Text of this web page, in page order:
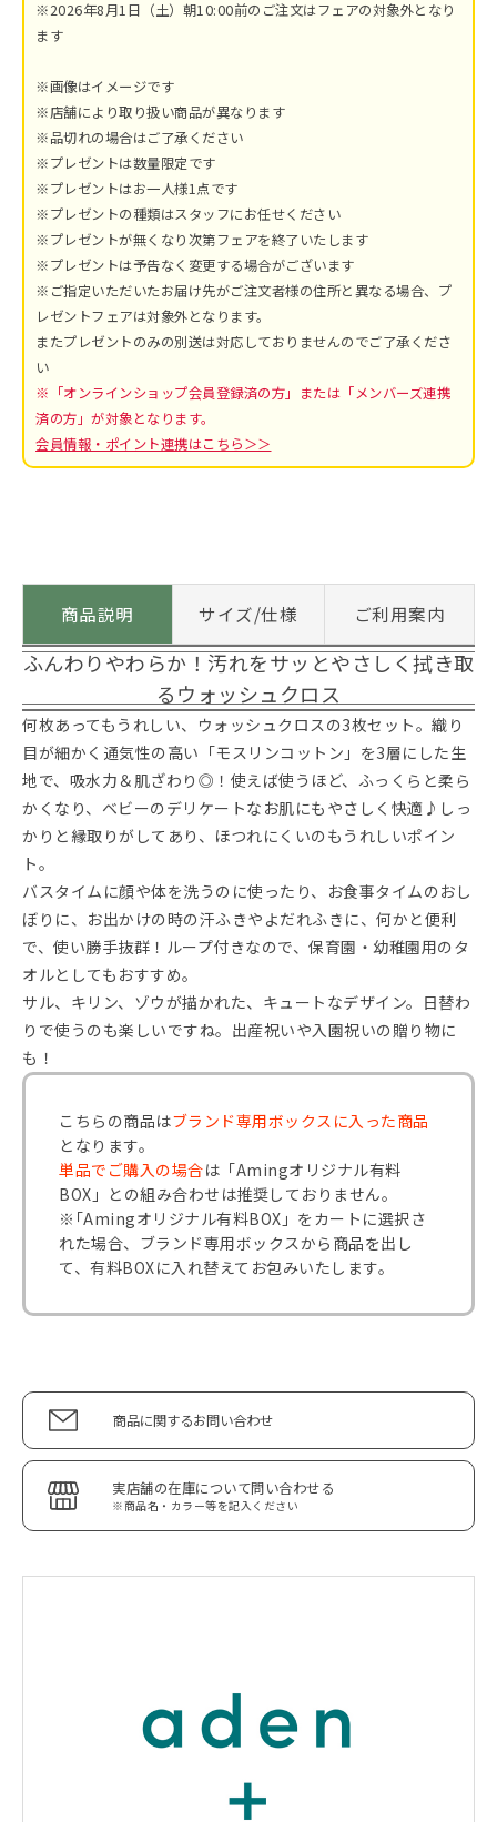
※2026年8月1日（土）朝10:00前のご注文はフェアの対象外となり
ます
※画像はイメージです
※店舗により取り扱い商品が異なります
※品切れの場合はご了承ください
※プレゼントは数量限定です
※プレゼントはお一人様1点です
※プレゼントの種類はスタッフにお任せください
※プレゼントが無くなり次第フェアを終了いたします
※プレゼントは予告なく変更する場合がございます
※ご指定いただいたお届け先がご注文者様の住所と異なる場合、プ
レゼントフェアは対象外となります。
またプレゼントのみの別送は対応しておりませんのでご了承くださ
い
※「オンラインショップ会員登録済の方」または「メンバーズ連携
済の方」が対象となります。
会員情報・ポイント連携はこちら＞＞
商品説明 サイズ/仕様 ご利用案内
ふんわりやわらか！汚れをサッとやさしく拭き取
るウォッシュクロス
何枚あってもうれしい、ウォッシュクロスの3枚セット。織り
目が細かく通気性の高い「モスリンコットン」を3層にした生
地で、吸水力＆肌ざわり◎！使えば使うほど、ふっくらと柔ら
かくなり、ベビーのデリケートなお肌にもやさしく快適♪しっ
かりと縁取りがしてあり、ほつれにくいのもうれしいポイン
ト。
バスタイムに顔や体を洗うのに使ったり、お食事タイムのおし
ぼりに、お出かけの時の汗ふきやよだれふきに、何かと便利
で、使い勝手抜群！ループ付きなので、保育園・幼稚園用のタ
オルとしてもおすすめ。
サル、キリン、ゾウが描かれた、キュートなデザイン。日替わ
りで使うのも楽しいですね。出産祝いや入園祝いの贈り物に
も！
こちらの商品はブランド専用ボックスに入った商品
となります。
単品でご購入の場合は「Amingオリジナル有料
BOX」との組み合わせは推奨しておりません。
※｢Amingオリジナル有料BOX」をカートに選択さ
れた場合、ブランド専用ボックスから商品を出し
て、有料BOXに入れ替えてお包みいたします。
商品に関するお問い合わせ
実店舗の在庫について問い合わせる
※商品名・カラー等を記入ください